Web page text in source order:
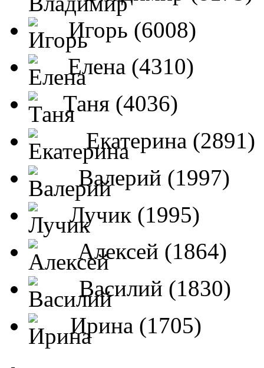
Игорь (6008)
Елена (4310)
Таня (4036)
Екатерина (2891)
Валерий (1997)
Лучик (1995)
Алексей (1864)
Василий (1830)
Ирина (1705)